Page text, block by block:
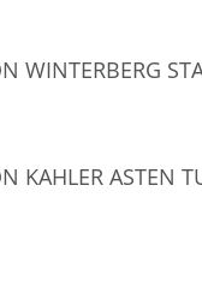
WINTERBERG
KAHLER ASTEN